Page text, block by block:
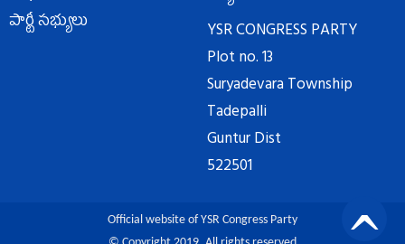
పార్టీ సభ్యులు
YSR CONGRESS PARTY
Plot no. 13
Suryadevara Township
Tadepalli
Guntur Dist
522501
Official website of YSR Congress Party